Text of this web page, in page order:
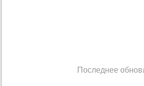
Последнее